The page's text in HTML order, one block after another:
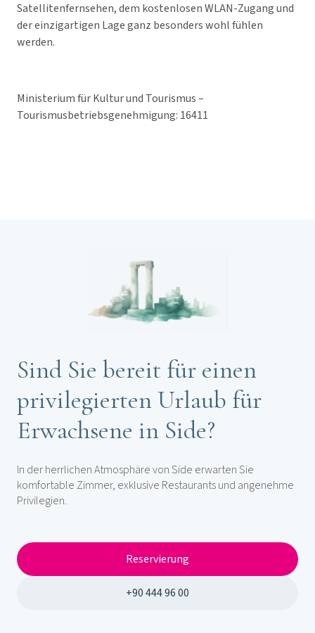
Satellitenfernsehen, dem kostenlosen WLAN-Zugang und
der einzigartigen Lage ganz besonders wohl fühlen
werden.
Ministerium für Kultur und Tourismus –
Tourismusbetriebsgenehmigung: 16411
Sind Sie bereit für einen
privilegierten Urlaub für
Erwachsene in Side?
In der herrlichen Atmosphäre von Side erwarten Sie
komfortable Zimmer, exklusive Restaurants und angenehme
Privilegien.
Reservierung
+90 444 96 00